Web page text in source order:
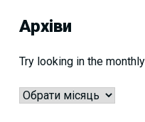
Архіви
Try looking in the
Архіви